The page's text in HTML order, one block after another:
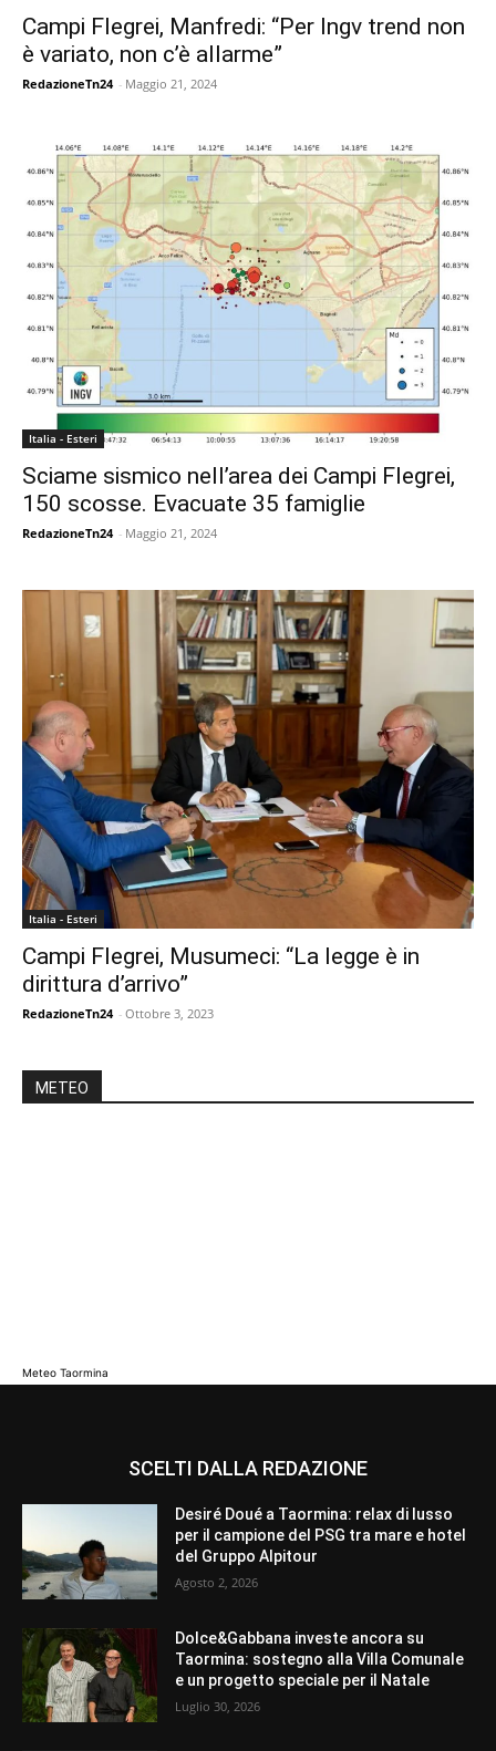
Campi Flegrei, Manfredi: “Per Ingv trend non
è variato, non c’è allarme”
RedazioneTn24 - Maggio 21, 2024
Italia - Esteri
Sciame sismico nell’area dei Campi Flegrei,
150 scosse. Evacuate 35 famiglie
RedazioneTn24 - Maggio 21, 2024
Italia - Esteri
Campi Flegrei, Musumeci: “La legge è in
dirittura d’arrivo”
RedazioneTn24 - Ottobre 3, 2023
METEO
Meteo Taormina
SCELTI DALLA REDAZIONE
Desiré Doué a Taormina: relax di lusso
per il campione del PSG tra mare e hotel
del Gruppo Alpitour
Agosto 2, 2026
Dolce&Gabbana investe ancora su
Taormina: sostegno alla Villa Comunale
e un progetto speciale per il Natale
Luglio 30, 2026